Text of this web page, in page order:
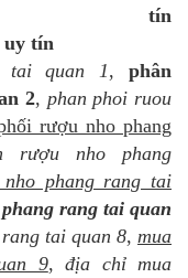
tín
uy tín
tai quan 1,phân
2, phan phoi ruou
rượu nho phang
rượu nho phang
phang rang tai
rang tai quan
tai quan 8, mua
9,địa chỉ mua